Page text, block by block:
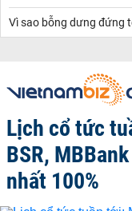
Vì sao bỗng dưng đứng
Lịch cổ tức
BSR,
nhất 100%